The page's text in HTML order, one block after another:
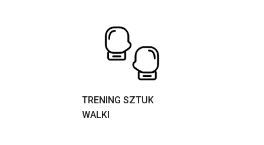
TRENING SZTUK
WALKI